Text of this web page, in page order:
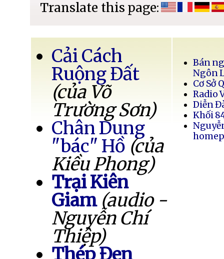
Translate this page:
Cải Cách
Ruộng Đất
(của Võ
Trường Sơn)
Chân Dung
"bác" Hồ (của
Kiều Phong)
Trại Kiên
Giam (audio -
Nguyễn Chí
Thiệp)
Thép Đen
Bán
Ngôn
Cơ Sở
Radio
Diễn
Khối